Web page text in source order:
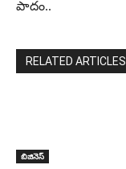
పాదం..
RELATED ARTICLES
బిజినెస్